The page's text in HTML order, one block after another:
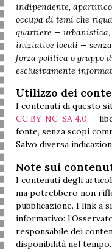
indipendente,
occupa di temi che
quartiere —
iniziative locali — senza
forza politica o gruppo
esclusivamente
Utilizzo dei
I contenuti di questo
CC BY-NC-SA 4.0 —
fonte, senza scopi
Salvo diversa
Note sui
I contenuti degli
ma potrebbero non
pubblicazione. I link a
informativo:
responsabile dei
disponibilità nel tempo.